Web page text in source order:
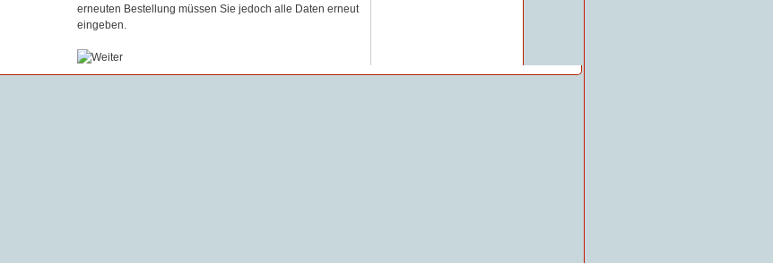
erneuten Bestellung müssen Sie jedoch alle Daten erneut
eingeben.